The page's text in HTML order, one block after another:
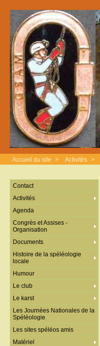
Accueil du site > Activités >
Contact
Activités
Agenda
Congrès et Assises -
Organisation
Documents
Histoire de la spéléologie
locale
Humour
Le club
Le karst
Les Journées Nationales de la
Spéléologie
Les sites spéléos amis
Matériel